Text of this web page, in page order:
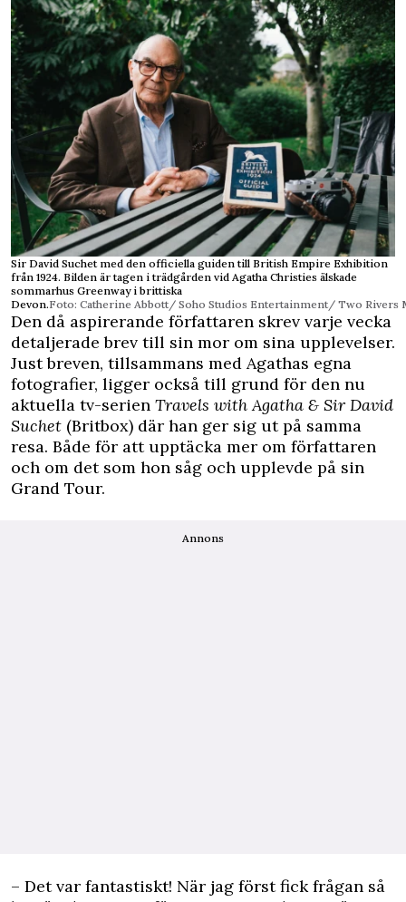
Sir David Suchet med den officiella guiden till British Empire Exhibition
från 1924. Bilden är tagen i trädgården vid Agatha Christies älskade
sommarhus Greenway i brittiska
Devon.Foto: Catherine Abbott/ Soho Studios Entertainment/ Two Rivers
Den då aspirerande författaren skrev varje vecka
detaljerade brev till sin mor om sina upplevelser.
Just breven, tillsammans med Agathas egna
fotografier, ligger också till grund för den nu
aktuella tv-serien Travels with Agatha & Sir David
Suchet (Britbox) där han ger sig ut på samma
resa. Både för att upptäcka mer om författaren
och om det som hon såg och upplevde på sin
Grand Tour.
Annons
– Det var fantastiskt! När jag först fick frågan så